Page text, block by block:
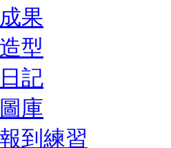
果
型
記
庫
到練習